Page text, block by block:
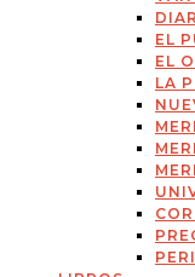
EL
EL
LA